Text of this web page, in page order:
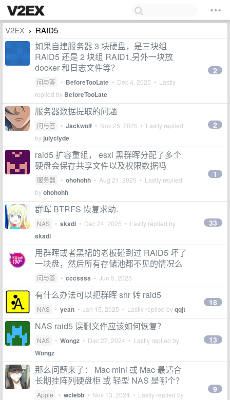
V2EX › RAID5
如果自建服务器 3 块硬盘，是三块组
RAID5 还是 2 块组 RAID1,另外一块放
docker 和日志文件等？
问与答 • BeforeTooLate • Dec 4, 2025 • Lastly
replied by BeforeTooLate
2
服务器数据提取的问题
问与答 • Jackwolf • Nov 25, 2025 • Lastly replied
by julyclyde
2
raid5 扩容重组， esxi 黑群晖分配了多个
硬盘会保存共享文件以及权限数据吗
服务器 • ohohohh • Aug 21, 2025 • Lastly replied
byohohohh
1
群晖 BTRFS 恢复求助.
NAS • skadi • Dec 24, 2025 • Lastly replied by
skadi
33
用群晖或者黑裙的老板碰到过 RAID5 坏了
一块盘，然后所有存储池都不见的情况么
问与答 • cccssss • Jun 5, 2025
有什么办法可以把群晖 shr 转 raid5
NAS • yean • Jan 15, 2025 • Lastly replied byqqjt
18
NAS raid5 误删文件应该如何恢复？
NAS • Wongz • Dec 27, 2024 • Lastly replied by
Wongz
13
那么问题来了： Mac mini 或 Mac 最适合
长期挂阵列硬盘柜 或 轻型 NAS 是哪个？
Apple • wclebb • Nov 13, 2024 • Lastly replied by
9